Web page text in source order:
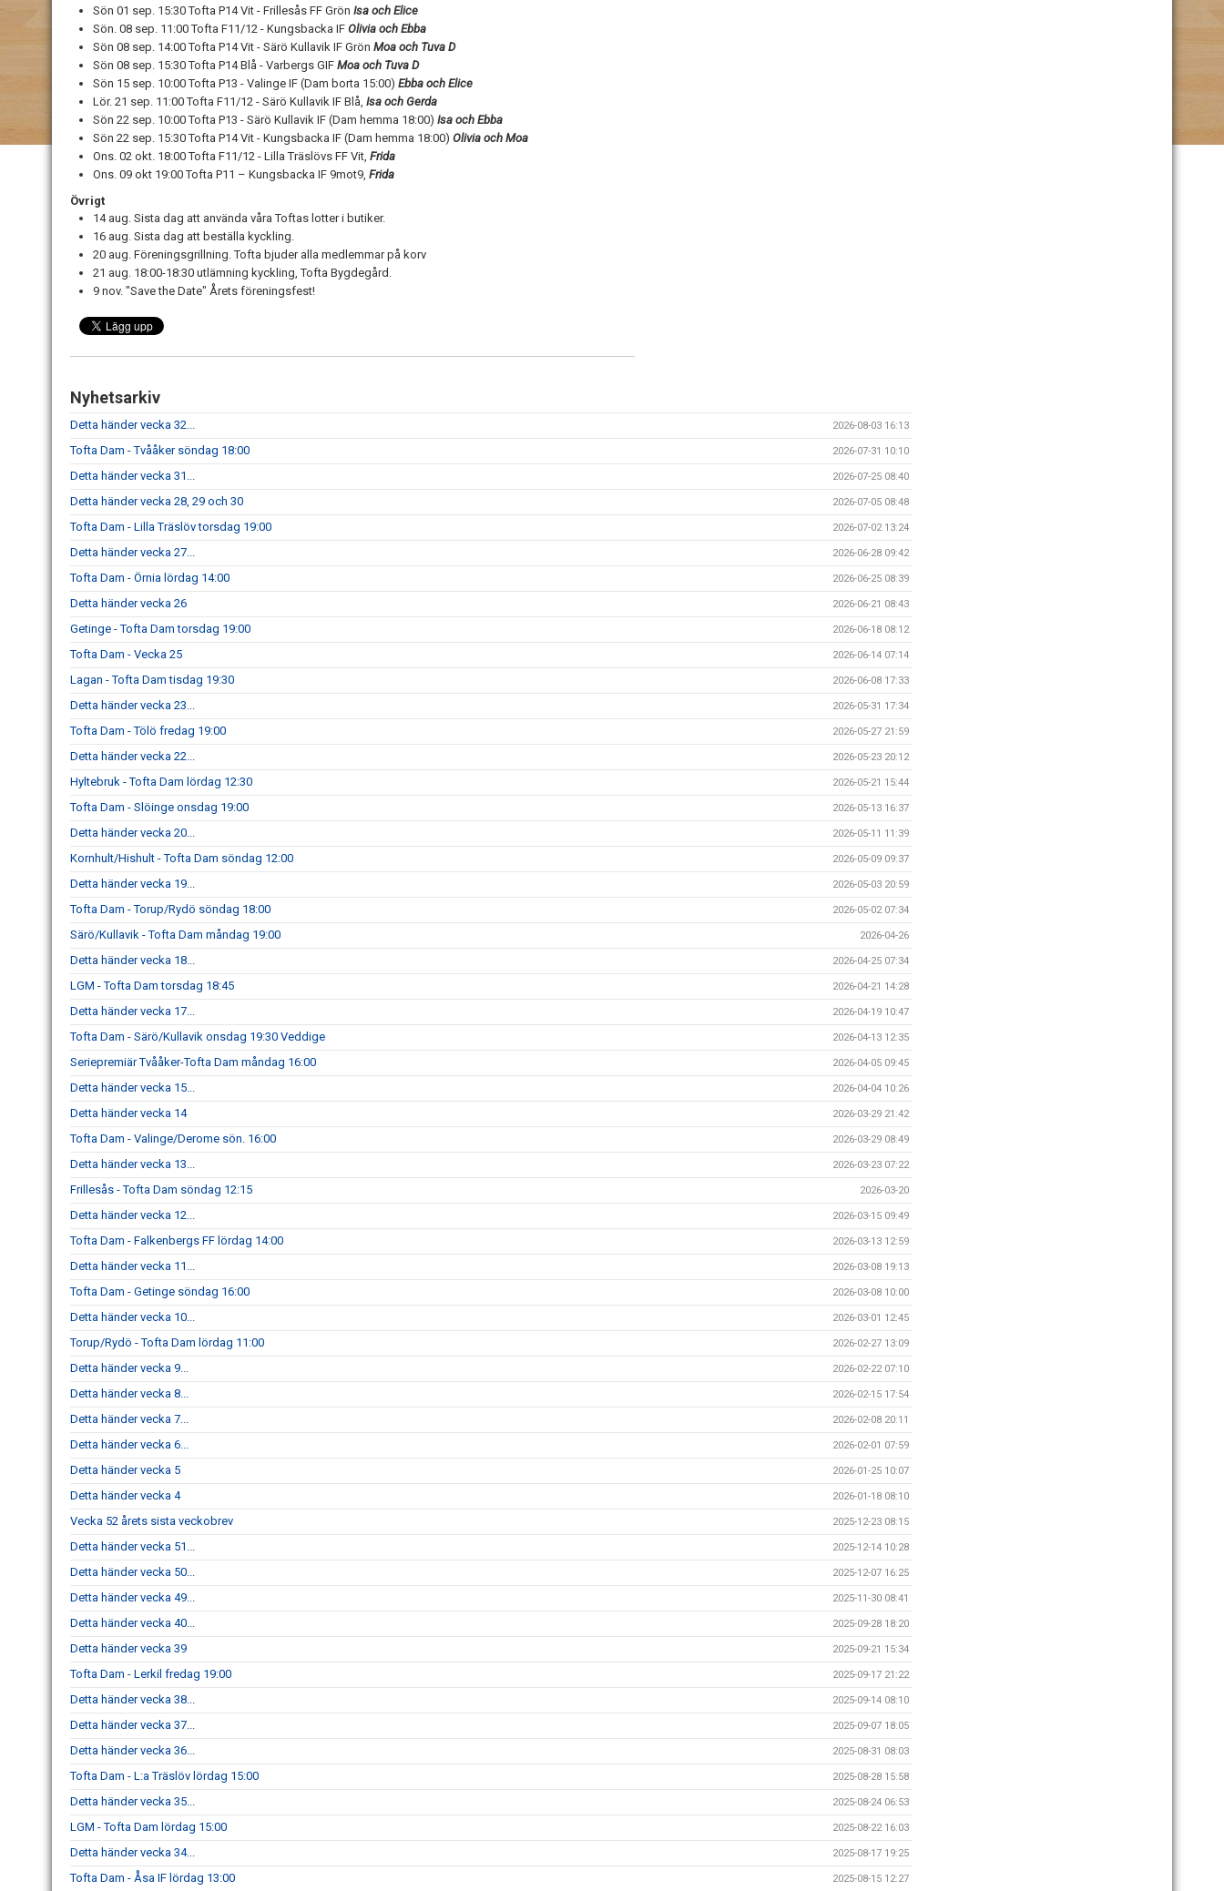
Sön 01 sep. 15:30 Tofta P14 Vit - Frillesås FF Grön Isa och Elice
Sön. 08 sep. 11:00 Tofta F11/12 - Kungsbacka IF Olivia och Ebba
Sön 08 sep. 14:00 Tofta P14 Vit - Särö Kullavik IF Grön Moa och Tuva D
Sön 08 sep. 15:30 Tofta P14 Blå - Varbergs GIF Moa och Tuva D
Sön 15 sep. 10:00 Tofta P13 - Valinge IF (Dam borta 15:00) Ebba och Elice
Lör. 21 sep. 11:00 Tofta F11/12 - Särö Kullavik IF Blå, Isa och Gerda
Sön 22 sep. 10:00 Tofta P13 - Särö Kullavik IF (Dam hemma 18:00) Isa och Ebba
Sön 22 sep. 15:30 Tofta P14 Vit - Kungsbacka IF (Dam hemma 18:00) Olivia och Moa
Ons. 02 okt. 18:00 Tofta F11/12 - Lilla Träslövs FF Vit, Frida
Ons. 09 okt 19:00 Tofta P11 – Kungsbacka IF 9mot9, Frida
Övrigt
14 aug. Sista dag att använda våra Toftas lotter i butiker.
16 aug. Sista dag att beställa kyckling.
20 aug. Föreningsgrillning. Tofta bjuder alla medlemmar på korv
21 aug. 18:00-18:30 utlämning kyckling, Tofta Bygdegård.
9 nov. "Save the Date" Årets föreningsfest!
Nyhetsarkiv
Detta händer vecka 32... 2026-08-03 16:13
Tofta Dam - Tvååker söndag 18:00 2026-07-31 10:10
Detta händer vecka 31... 2026-07-25 08:40
Detta händer vecka 28, 29 och 30 2026-07-05 08:48
Tofta Dam - Lilla Träslöv torsdag 19:00 2026-07-02 13:24
Detta händer vecka 27... 2026-06-28 09:42
Tofta Dam - Örnia lördag 14:00 2026-06-25 08:39
Detta händer vecka 26 2026-06-21 08:43
Getinge - Tofta Dam torsdag 19:00 2026-06-18 08:12
Tofta Dam - Vecka 25 2026-06-14 07:14
Lagan - Tofta Dam tisdag 19:30 2026-06-08 17:33
Detta händer vecka 23... 2026-05-31 17:34
Tofta Dam - Tölö fredag 19:00 2026-05-27 21:59
Detta händer vecka 22... 2026-05-23 20:12
Hyltebruk - Tofta Dam lördag 12:30 2026-05-21 15:44
Tofta Dam - Slöinge onsdag 19:00 2026-05-13 16:37
Detta händer vecka 20... 2026-05-11 11:39
Kornhult/Hishult - Tofta Dam söndag 12:00 2026-05-09 09:37
Detta händer vecka 19... 2026-05-03 20:59
Tofta Dam - Torup/Rydö söndag 18:00 2026-05-02 07:34
Särö/Kullavik - Tofta Dam måndag 19:00 2026-04-26
Detta händer vecka 18... 2026-04-25 07:34
LGM - Tofta Dam torsdag 18:45 2026-04-21 14:28
Detta händer vecka 17... 2026-04-19 10:47
Tofta Dam - Särö/Kullavik onsdag 19:30 Veddige 2026-04-13 12:35
Seriepremiär Tvååker-Tofta Dam måndag 16:00 2026-04-05 09:45
Detta händer vecka 15... 2026-04-04 10:26
Detta händer vecka 14 2026-03-29 21:42
Tofta Dam - Valinge/Derome sön. 16:00 2026-03-29 08:49
Detta händer vecka 13... 2026-03-23 07:22
Frillesås - Tofta Dam söndag 12:15 2026-03-20
Detta händer vecka 12... 2026-03-15 09:49
Tofta Dam - Falkenbergs FF lördag 14:00 2026-03-13 12:59
Detta händer vecka 11... 2026-03-08 19:13
Tofta Dam - Getinge söndag 16:00 2026-03-08 10:00
Detta händer vecka 10... 2026-03-01 12:45
Torup/Rydö - Tofta Dam lördag 11:00 2026-02-27 13:09
Detta händer vecka 9... 2026-02-22 07:10
Detta händer vecka 8... 2026-02-15 17:54
Detta händer vecka 7... 2026-02-08 20:11
Detta händer vecka 6... 2026-02-01 07:59
Detta händer vecka 5 2026-01-25 10:07
Detta händer vecka 4 2026-01-18 08:10
Vecka 52 årets sista veckobrev 2025-12-23 08:15
Detta händer vecka 51... 2025-12-14 10:28
Detta händer vecka 50... 2025-12-07 16:25
Detta händer vecka 49... 2025-11-30 08:41
Detta händer vecka 40... 2025-09-28 18:20
Detta händer vecka 39 2025-09-21 15:34
Tofta Dam - Lerkil fredag 19:00 2025-09-17 21:22
Detta händer vecka 38... 2025-09-14 08:10
Detta händer vecka 37... 2025-09-07 18:05
Detta händer vecka 36... 2025-08-31 08:03
Tofta Dam - L:a Träslöv lördag 15:00 2025-08-28 15:58
Detta händer vecka 35... 2025-08-24 06:53
LGM - Tofta Dam lördag 15:00 2025-08-22 16:03
Detta händer vecka 34... 2025-08-17 19:25
Tofta Dam - Åsa IF lördag 13:00 2025-08-15 12:27